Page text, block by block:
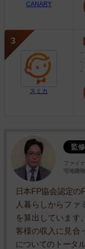
CANARY
スミカ
監修
ファイ
宅地建
日本FP協会認定
人暮らしからファ
を算出しています
客様の収入に見合
についてのトータ